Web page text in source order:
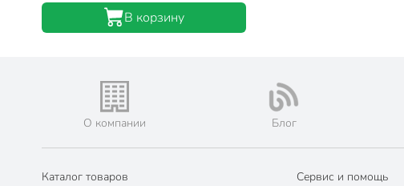
В корзину
О компании Блог
Каталог товаров Сервис и помощь